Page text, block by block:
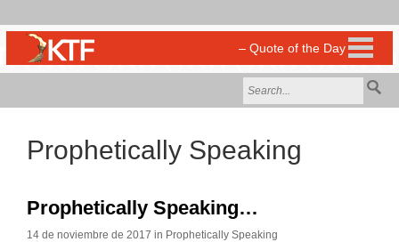
Prophetically Speaking
Prophetically Speaking…
14 de noviembre de 2017 in Prophetically Speaking